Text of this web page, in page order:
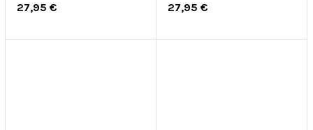
27,95 € 27,95 €